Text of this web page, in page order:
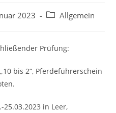
2023 Allgemein
Prüfung:
bis 2“, Pferdeführerschein
25.03.2023 in Leer,